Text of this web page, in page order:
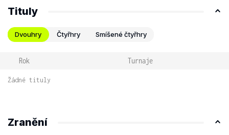
Tituly
Dvouhry Čtyřhry Smíšené čtyřhry
Rok Turnaje
Žádné tituly
Zranění